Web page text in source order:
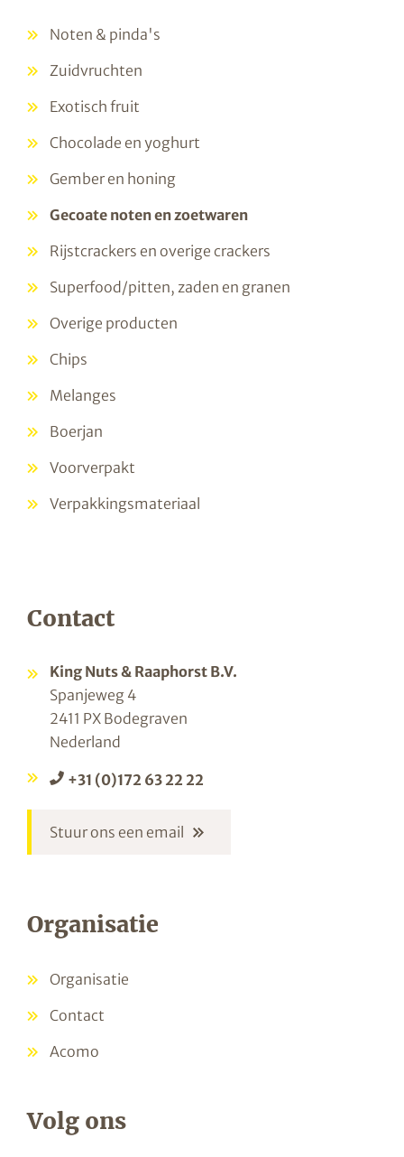
Noten & pinda's
Zuidvruchten
Exotisch fruit
Chocolade en yoghurt
Gember en honing
Gecoate noten en zoetwaren
Rijstcrackers en overige crackers
Superfood/pitten, zaden en granen
Overige producten
Chips
Melanges
Boerjan
Voorverpakt
Verpakkingsmateriaal
Contact
King Nuts & Raaphorst B.V.
Spanjeweg 4
2411 PX Bodegraven
Nederland
+31 (0)172 63 22 22
Stuur ons een email
Organisatie
Organisatie
Contact
Acomo
Volg ons